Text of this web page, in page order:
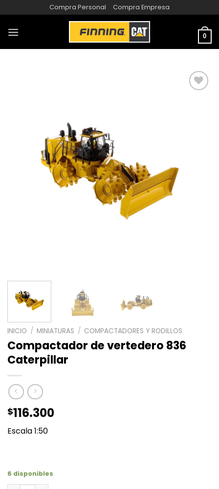
Compra Personal Compra Empresa
0
INICIO / MINIATURAS / COMPACTADORES Y RODILLOS
Compactador de vertedero 836
Caterpillar
$116.300
Escala 1:50
6 disponibles